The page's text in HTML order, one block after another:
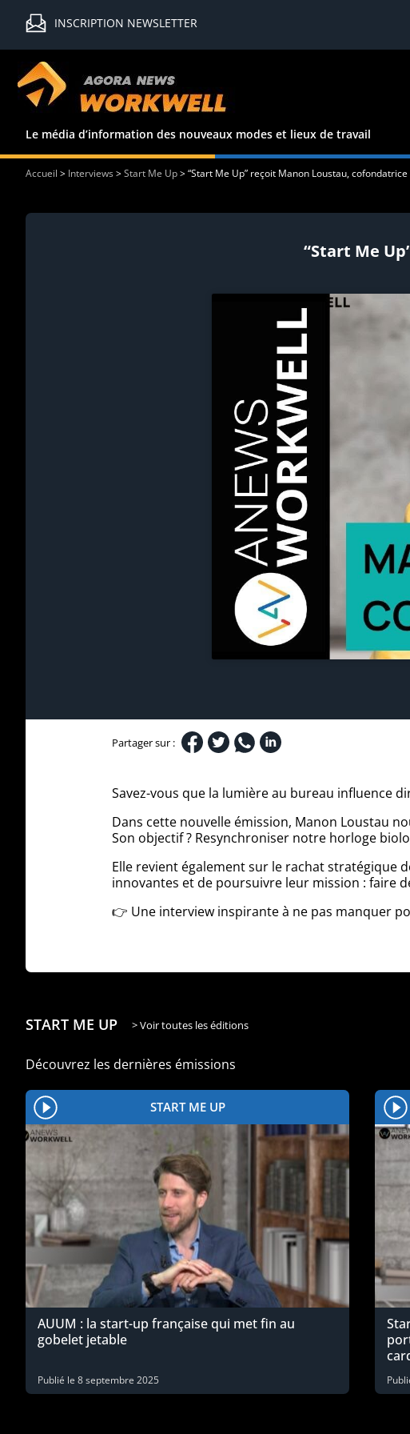
INSCRIPTION NEWSLETTER
Le média d’information des nouveaux modes et lieux de travail
Accueil > Interviews>Start Me Up>“Start Me Up” reçoit Manon Loustau, cofondatrice
“Start Me
Partager sur :
Savez-vous que la lumière au bureau influence
Dans cette nouvelle émission, Manon Loustau
Son objectif ? Resynchroniser notre horloge
Elle revient également sur le rachat stratégique
innovantes et de poursuivre leur mission : faire
👉 Une interview inspirante à ne pas manquer
START ME UP > Voir toutes les éditions
Découvrez les dernières émissions
START ME UP
AUUM : la start-up française qui met fin au
gobelet jetable
Publié le 8 septembre 2025